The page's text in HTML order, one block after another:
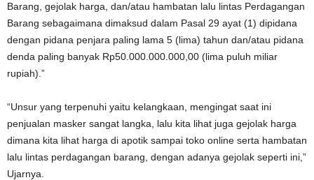
Barang, gejolak harga, dan/atau hambatan lalu lintas Perdagangan
Barang sebagaimana dimaksud dalam Pasal 29 ayat (1) dipidana
dengan pidana penjara paling lama 5 (lima) tahun dan/atau pidana
denda paling banyak Rp50.000.000.000,00 (lima puluh miliar
rupiah).”
“Unsur yang terpenuhi yaitu kelangkaan, mengingat saat ini
penjualan masker sangat langka, lalu kita lihat juga gejolak harga
dimana kita lihat harga di apotik sampai toko online serta hambatan
lalu lintas perdagangan barang, dengan adanya gejolak seperti ini,”
Ujarnya.